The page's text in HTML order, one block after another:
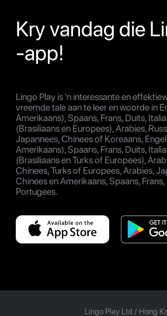
Kry vandag die
-app!
Lingo Play is 'n interessante en
vreemde tale aan te leer en woorde in
Amerikaans), Spaans, Frans, Duits,
(Brasiliaans en Europees), Arabies,
Japannees, Chinees of Koreaans,
Amerikaans), Spaans, Frans, Duits,
(Brasiliaans en Turks of Europees),
Chinees, Turks of Europees, Arabies,
Chinees en Amerikaans, Spaans,
Portugees.
Lingo Play Ltd / Hong